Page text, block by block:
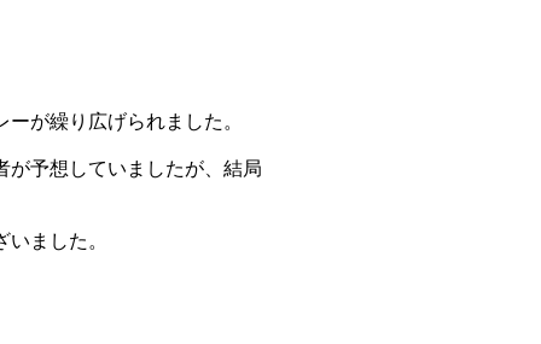
が繰り広げられました。
が予想していましたが、結局
ました。